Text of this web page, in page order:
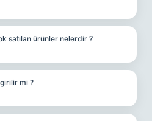
satılan ürünler nelerdir ?
mi ?